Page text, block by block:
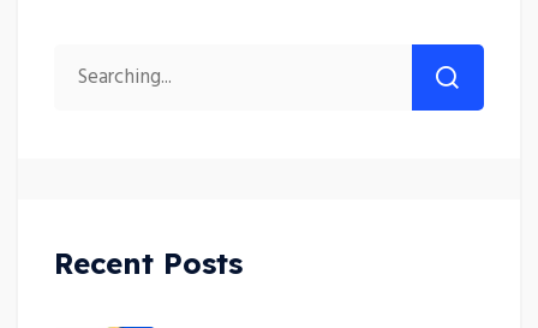
Recent Posts